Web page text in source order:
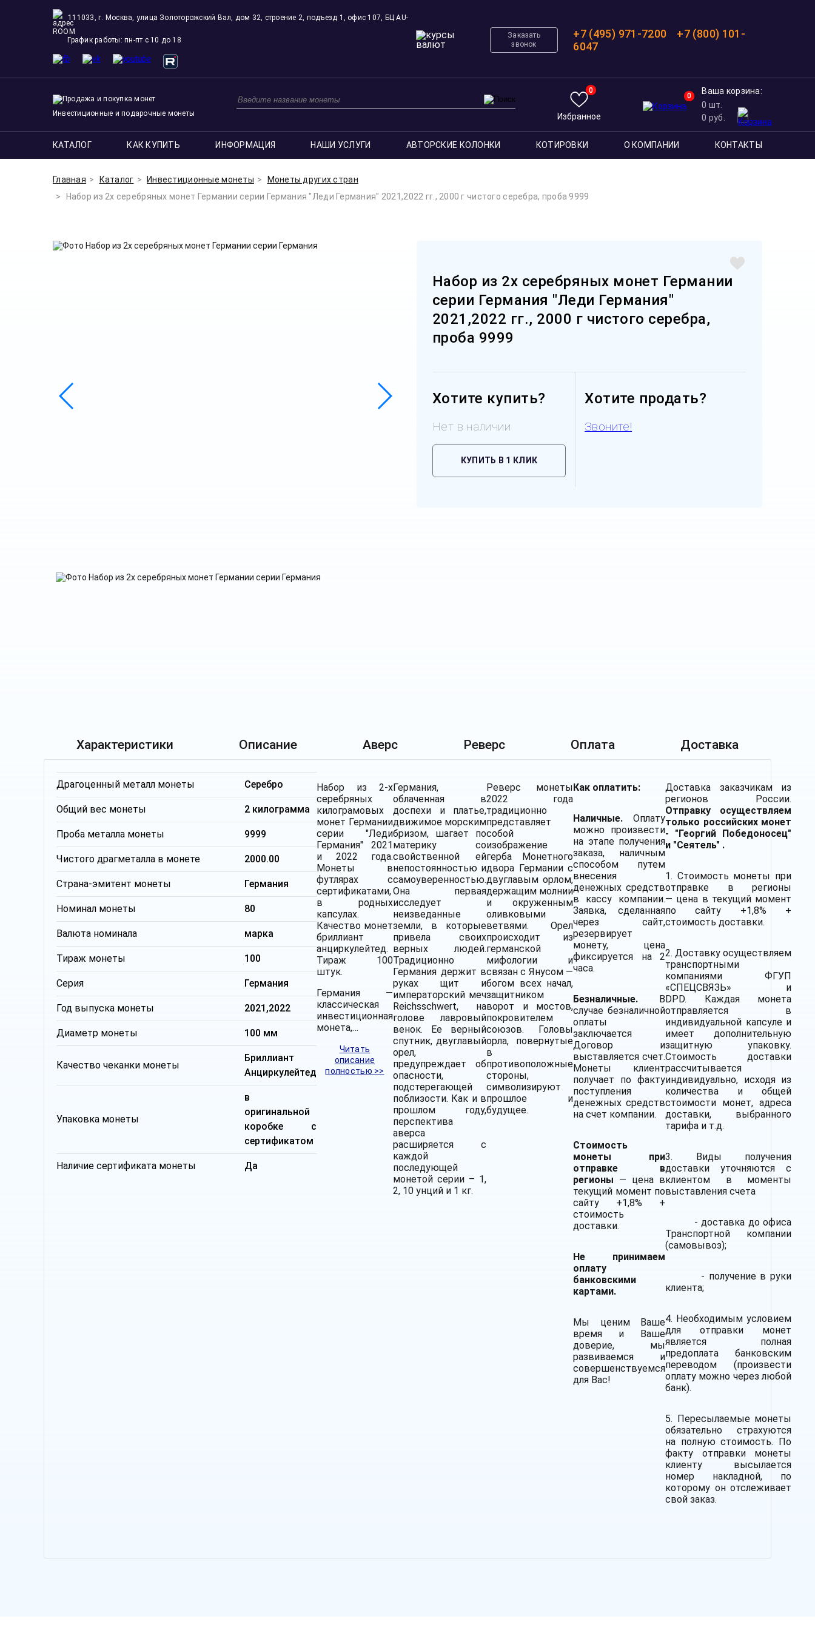
111033, г. Москва, улица Золоторожский Вал, дом 32, строение 2, подъезд 1, офис 107, БЦ AU-
ROOM
График работы: пн-пт с 10 до 18
Заказать
звонок
+7 (495) 971-7200
+7 (800) 101-
6047
Инвестиционные и подарочные монеты
0
Избранное
0
Ваша корзина:
0 шт.
0 руб.
КАТАЛОГ КАК КУПИТЬ ИНФОРМАЦИЯ НАШИ УСЛУГИ АВТОРСКИЕ КОЛОНКИ КОТИРОВКИ О КОМПАНИИ КОНТАКТЫ
Главная Каталог Инвестиционные монеты
Монеты других стран
Набор из 2х серебряных монет Германии серии Германия "Леди Германия" 2021,2022 гг., 2000 г чистого серебра, проба 9999
Набор из 2х серебряных монет Германии
серии Германия "Леди Германия"
2021,2022 гг., 2000 г чистого серебра,
проба 9999
Хотите купить?
Нет в наличии
КУПИТЬ В 1 КЛИК
Хотите продать?
Звоните!
Характеристики Описание Аверс Реверс Оплата Доставка
Драгоценный металл монеты Серебро
Общий вес монеты 2 килограмма
Проба металла монеты 9999
Чистого драгметалла в монете 2000.00
Страна-эмитент монеты Германия
Номинал монеты 80
Валюта номинала марка
Тираж монеты 100
Серия Германия
Год выпуска монеты 2021,2022
Диаметр монеты 100 мм
Качество чеканки монеты
Бриллиант
Анциркулейтед
Упаковка монеты
в
оригинальной
коробке с
сертификатом
Наличие сертификата монеты Да
Набор из 2-х
серебряных
килограмовых
монет Германии
серии "Леди
Германия" 2021
и 2022 года.
Монеты в
футлярах с
сертификатами,
в родных
капсулах.
Качество монет
бриллиант
анциркулейтед.
Тираж 100
штук.
Германия —
классическая
инвестиционная
монета,…
Читать
описание
полностью >>
Германия,
облаченная в
доспехи и платье,
движимое морским
бризом, шагает по
материку со
свойственной ей
непостоянностью и
самоуверенностью.
Она первая
исследует
неизведанные
земли, в которые
привела своих
верных людей.
Традиционно
Германия держит в
руках щит и
императорский меч
Reichsschwert, на
голове лавровый
венок. Ее верный
спутник, двуглавый
орел,
предупреждает об
опасности,
подстерегающей
поблизости. Как и в
прошлом году,
перспектива
аверса
расширяется с
каждой
последующей
монетой серии – 1,
2, 10 унций и 1 кг.
Реверс монеты
2022 года
традиционно
представляет
собой
изображение
герба Монетного
двора Германии с
двуглавым орлом,
держащим молнии
и окруженным
оливковыми
ветвями. Орел
происходит из
германской
мифологии и
связан с Янусом —
богом всех начал,
защитником
ворот и мостов,
покровителем
союзов. Головы
орла, повернутые
в
противоположные
стороны,
символизируют
прошлое и
будущее.
Как оплатить:
Наличные. Оплату
можно произвести
на этапе получения
заказа, наличным
способом путем
внесения
денежных средств
в кассу компании.
Заявка, сделанная
через сайт,
резервирует
монету, цена
фиксируется на 2
часа.
Безналичные.
В
случае безналичной
оплаты
заключается
Договор и
выставляется счет.
Монеты клиент
получает по факту
поступления
денежных средств
на счет компании.
Стоимость
монеты при
отправке в
регионы — цена в
текущий момент по
сайту +1,8% +
стоимость
доставки.
Не принимаем
оплату
банковскими
картами.
Мы ценим Ваше
время и Ваше
доверие, мы
развиваемся и
совершенствуемся
для Вас!
Доставка заказчикам из
регионов России.
Отправку осуществляем
только российских монет
- "Георгий Победоносец"
и "Сеятель" .
1. Стоимость монеты при
отправке в регионы
— цена в текущий момент
по сайту +1,8% +
стоимость доставки.
2. Доставку осуществляем
транспортными
компаниями
ФГУП
«СПЕЦСВЯЗЬ» и
DPD. Каждая монета
отправляется в
индивидуальной капсуле и
имеет дополнительную
защитную упаковку.
Стоимость доставки
рассчитывается
индивидуально, исходя из
количества и общей
стоимости монет, адреса
доставки, выбранного
тарифа и т.д.
3. Виды получения
доставки уточняются с
клиентом в моменты
выставления счета
- доставка до офиса
Транспортной компании
(самовывоз);
- получение в руки
клиента;
4. Необходимым условием
для отправки монет
является полная
предоплата банковским
переводом (произвести
оплату можно через любой
банк).
5. Пересылаемые монеты
обязательно страхуются
на полную стоимость. По
факту отправки монеты
клиенту высылается
номер накладной, по
которому он отслеживает
свой заказ.